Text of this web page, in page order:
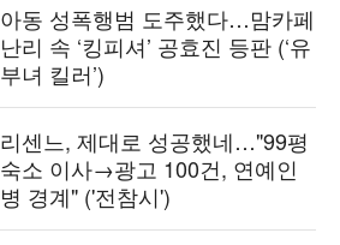
아동 성폭행범 도주했다…맘카페
난리 속 ‘킹피셔’ 공효진 등판 (‘유
부녀 킬러’)
리센느, 제대로 성공했네…"99평
숙소 이사→광고 100건, 연예인
병 경계" ('전참시')